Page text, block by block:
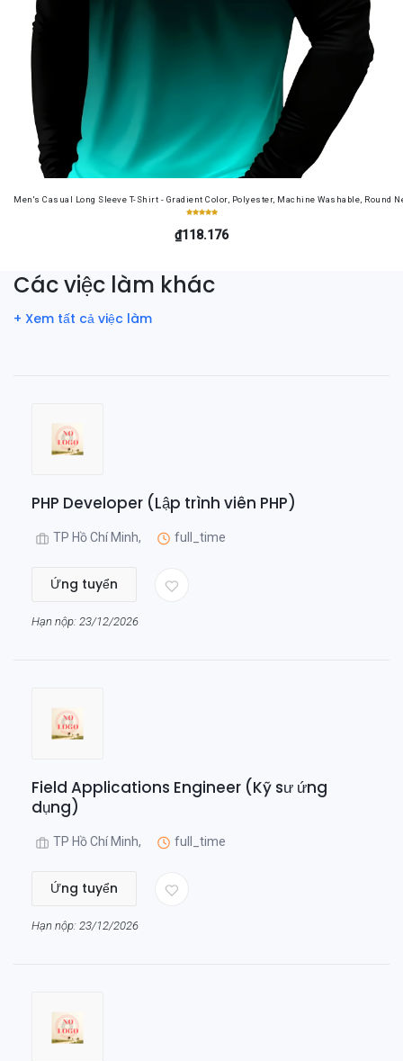
Men's Casual Long Sleeve T-Shirt - Gradient Color, Polyester, Machine Washable, Round
₫118.176
Các việc làm khác
+ Xem tất cả việc làm
PHP Developer (Lập trình viên PHP)
TP Hồ Chí Minh, full_time
Ứng tuyển
Hạn nộp: 23/12/2026
Field Applications Engineer (Kỹ sư ứng
dụng)
TP Hồ Chí Minh, full_time
Ứng tuyển
Hạn nộp: 23/12/2026